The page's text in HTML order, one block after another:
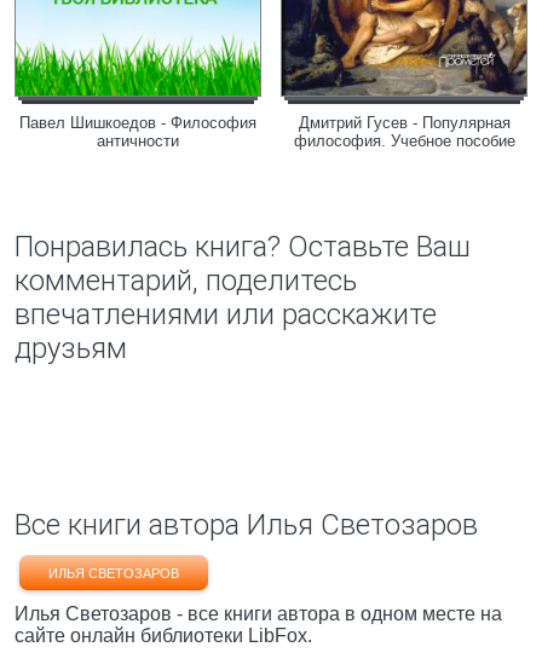
Павел Шишкоедов - Философия
античности
Дмитрий Гусев - Популярная
философия. Учебное пособие
Понравилась книга? Оставьте Ваш
комментарий, поделитесь
впечатлениями или расскажите
друзьям
Все книги автора Илья Светозаров
ИЛЬЯ СВЕТОЗАРОВ
Илья Светозаров - все книги автора в одном месте на
сайте онлайн библиотеки LibFox.